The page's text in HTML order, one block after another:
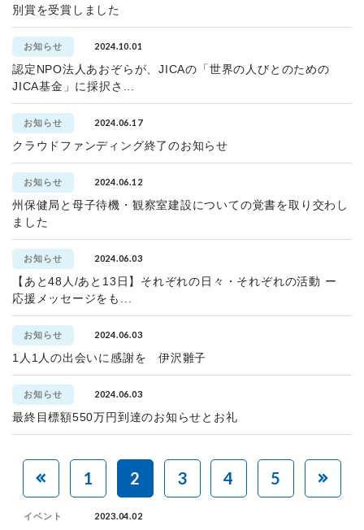
別賞を受賞しました
お知らせ 2024.10.01
認定NPO法人あおぞらが、JICAの「世界の人びとのための
JICA基金」に採択さ...
お知らせ 2024.06.17
クラウドファンディング終了のお知らせ
お知らせ 2024.06.12
州保健局と母子待機・観察室建設についての覚書を取り交わし
ました
お知らせ 2024.06.03
【あと48人/あと13日】それぞれの日々・それぞれの活動 ー
応援メッセージをも...
お知らせ 2024.06.03
1人1人の出会いに感謝を 伊沢雛子
お知らせ 2024.06.03
最終目標額550万円到達のお知らせとお礼
1 2 3 4 5
イベント 2023.04.02